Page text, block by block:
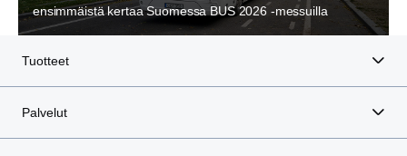
ensimmäistä kertaa Suomessa BUS 2026 -messuilla
Tuotteet
Palvelut